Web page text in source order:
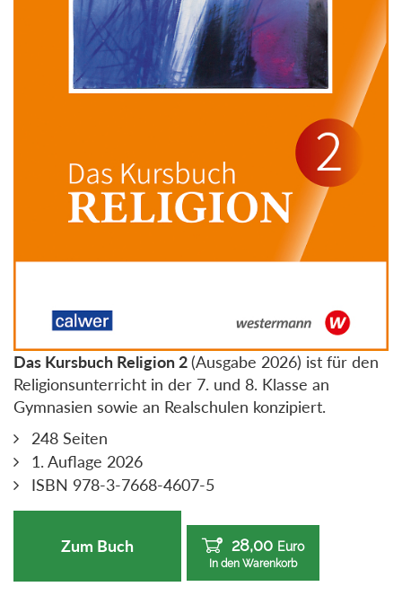
Das Kursbuch Religion 2(Ausgabe 2026) ist für den
Religionsunterricht in der 7. und 8. Klasse an
Gymnasien sowie an Realschulen konzipiert.
248 Seiten
1. Auflage 2026
ISBN 978-3-7668-4607-5
Zum Buch 28,00 Euro
In den Warenkorb